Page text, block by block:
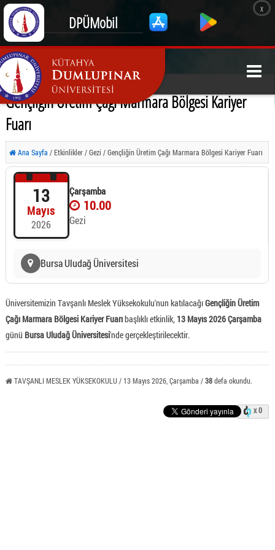
DPÜMobil
x
Gençliğin Üretim Çağı Marmara Bölgesi Kariyer
Fuarı
Ana Sayfa / Etkinlikler / Gezi / Gençliğin Üretim Çağı Marmara Bölgesi Kariyer Fuarı
13
Mayıs
2026
Çarşamba
10.00
Gezi
Bursa Uludağ Üniversitesi
Üniversitemizin Tavşanlı Meslek Yüksekokulu'nun katılacağıGençliğin Üretim
Çağı Marmara Bölgesi Kariyer Fuarıbaşlıklı etkinlik, 13 Mayıs 2026 Çarşamba
günü Bursa Uludağ Üniversitesi'nde gerçekleştirilecektir.
TAVŞANLI MESLEK YÜKSEKOKULU / 13 Mayıs 2026, Çarşamba /38defa okundu.
x 0